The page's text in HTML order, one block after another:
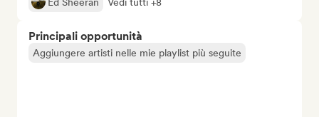
Principali opportunità
Aggiungere artisti nelle mie playlist più seguite